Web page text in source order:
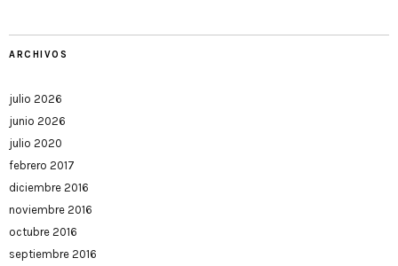
ARCHIVOS
julio 2026
junio 2026
julio 2020
febrero 2017
diciembre 2016
noviembre 2016
octubre 2016
septiembre 2016